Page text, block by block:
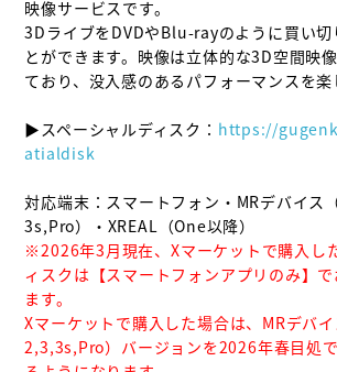
映像サービスです。
3DライブをDVDやBlu-rayのように買い切
とができます。映像は立体的な3D空間映
ており、没入感のあるパフォーマンスを楽
▶スペーシャルディスク： https://
atialdisk
対応端末：スマートフォン・MRデバイス
※2026年3月現在、Xマーケットで購入し
ィスクは【スマートフォンアプリのみ】
ます。
Xマーケットで購入した場合は、MRデバ
2,3,3s,Pro）バージョンを2026年春目処